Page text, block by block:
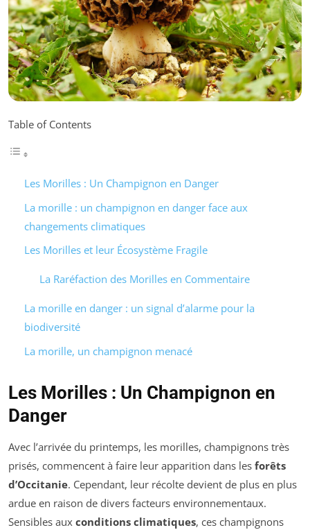
Table of Contents
Les Morilles : Un Champignon en Danger
La morille : un champignon en danger face aux
changements climatiques
Les Morilles et leur Écosystème Fragile
La Raréfaction des Morilles en Commentaire
La morille en danger : un signal d’alarme pour la
biodiversité
La morille, un champignon menacé
Les Morilles : Un Champignon en
Danger
Avec l’arrivée du printemps, les morilles, champignons très
prisés, commencent à faire leur apparition dans les forêts
d’Occitanie. Cependant, leur récolte devient de plus en plus
ardue en raison de divers facteurs environnementaux.
Sensibles aux conditions climatiques, ces champignons